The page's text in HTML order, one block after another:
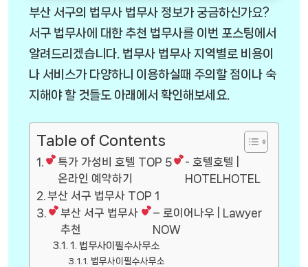
부산 서구의 법무사 법무사 정보가 궁금하신가요?
서구 법무사에 대한 추천 법무사를 이번 포스팅에서
알려드리겠습니다. 법무사 법무사 지역별로 비용이
나 서비스가 다양하니 이용하실때 주의할 점이나 숙
지해야 할 것들도 아래에서 확인해보세요.
Table of Contents
특가 가성비 호텔 TOP 5
온라인 예약하기
- 호텔호텔 |
HOTELHOTEL
부산 서구 법무사 TOP 1
부산 서구 법무사
추천
– 로이어나우 | Lawyer
NOW
1. 법무사이필수사무소
법무사이필수사무소